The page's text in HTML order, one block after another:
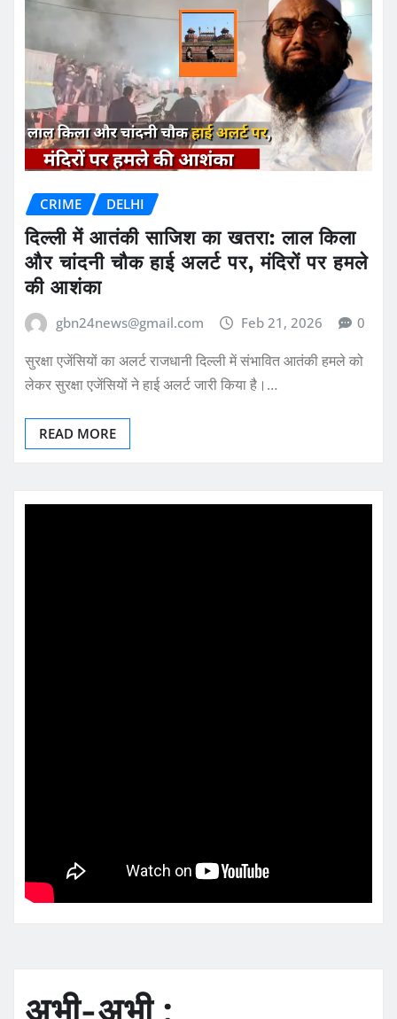
CRIME DELHI
दिल्ली में आतंकी साजिश का खतरा: लाल किला
और चांदनी चौक हाई अलर्ट पर, मंदिरों पर हमले
की आशंका
gbn24news@gmail.com Feb 21, 2026 0
सुरक्षा एजेंसियों का अलर्ट राजधानी दिल्ली में संभावित आतंकी हमले को
लेकर सुरक्षा एजेंसियों ने हाई अलर्ट जारी किया है।…
READ MORE
अभी-अभी :